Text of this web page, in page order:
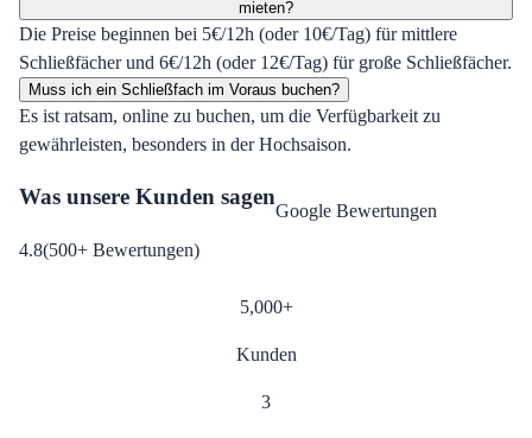
mieten?
Die Preise beginnen bei 5€/12h (oder 10€/Tag) für mittlere
Schließfächer und 6€/12h (oder 12€/Tag) für große Schließfächer.
Muss ich ein Schließfach im Voraus buchen?
Es ist ratsam, online zu buchen, um die Verfügbarkeit zu
gewährleisten, besonders in der Hochsaison.
Was unsere Kunden sagen
4.8(500+ Bewertungen)
Google Bewertungen
5,000+
Kunden
3